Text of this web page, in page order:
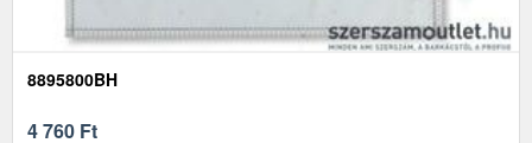
8895800BH
4 760 Ft